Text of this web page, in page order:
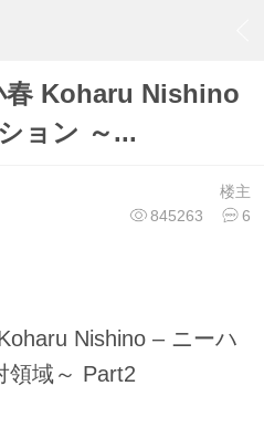
春 Koharu Nishino
ョン ～...
楼主
845263
6
Nishino – ニーハ
領域～ Part2